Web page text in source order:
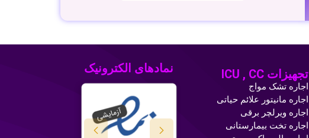
تجهیزات ICU , CC
اجاره تشک مواج
اجاره مانیتور علائم حیاتی
اجاره ویرلچر برقی
اجاره تخت بیمارستانی
نمادهای الکترونیک